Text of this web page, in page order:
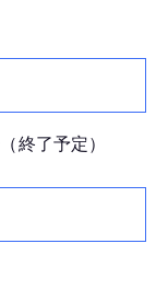
（終了予定）